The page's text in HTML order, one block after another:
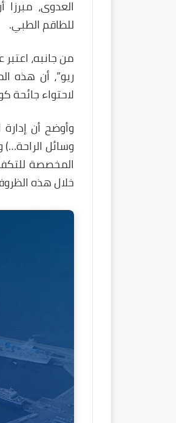
العدوى،
للطاقم الطبي.
من جانبه،
ريو”، أن هذه
لاحتواء جائحة
وأوضح أن
وسائل
المخصصة
خلال هذه